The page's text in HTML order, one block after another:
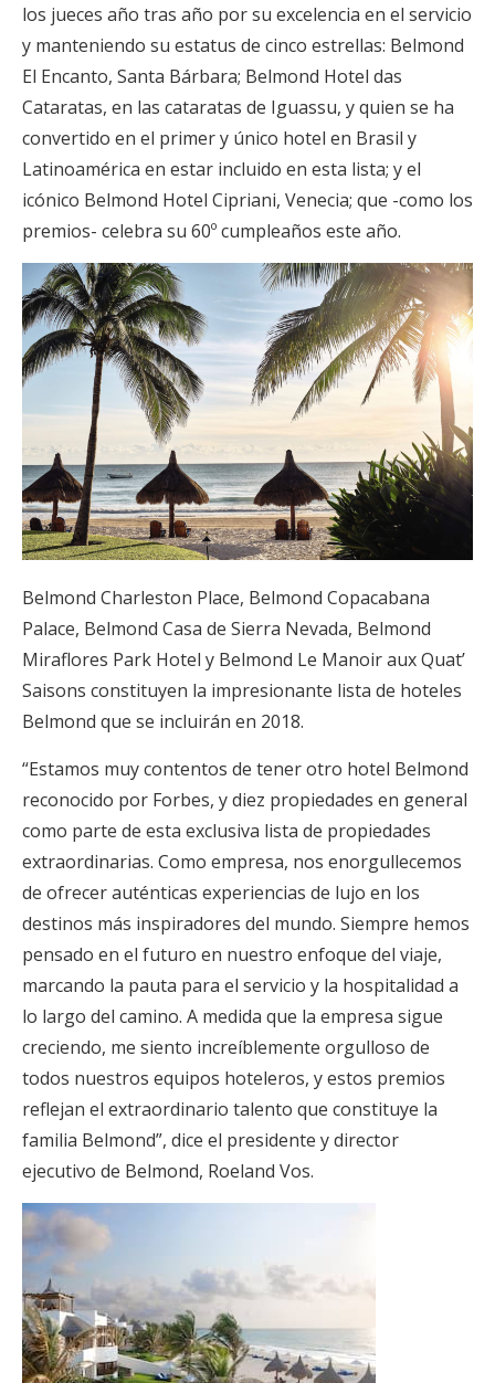
los jueces año tras año por su excelencia en el servicio
y manteniendo su estatus de cinco estrellas: Belmond
El Encanto, Santa Bárbara; Belmond Hotel das
Cataratas, en las cataratas de Iguassu, y quien se ha
convertido en el primer y único hotel en Brasil y
Latinoamérica en estar incluido en esta lista; y el
icónico Belmond Hotel Cipriani, Venecia; que -como los
premios- celebra su 60º cumpleaños este año.
Belmond Charleston Place, Belmond Copacabana
Palace, Belmond Casa de Sierra Nevada, Belmond
Miraflores Park Hotel y Belmond Le Manoir aux Quat’
Saisons constituyen la impresionante lista de hoteles
Belmond que se incluirán en 2018.
“Estamos muy contentos de tener otro hotel Belmond
reconocido por Forbes, y diez propiedades en general
como parte de esta exclusiva lista de propiedades
extraordinarias. Como empresa, nos enorgullecemos
de ofrecer auténticas experiencias de lujo en los
destinos más inspiradores del mundo. Siempre hemos
pensado en el futuro en nuestro enfoque del viaje,
marcando la pauta para el servicio y la hospitalidad a
lo largo del camino. A medida que la empresa sigue
creciendo, me siento increíblemente orgulloso de
todos nuestros equipos hoteleros, y estos premios
reflejan el extraordinario talento que constituye la
familia Belmond”, dice el presidente y director
ejecutivo de Belmond, Roeland Vos.